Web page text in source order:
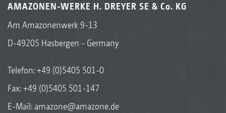
AMAZONEN-WERKE H. DREYER SE & Co. KG
Am Amazonenwerk 9-13
D-49205 Hasbergen - Germany
Telefon:+49 (0)5405 501-0
Fax: +49 (0)5405 501-147
E-Mail: amazone@amazone.de